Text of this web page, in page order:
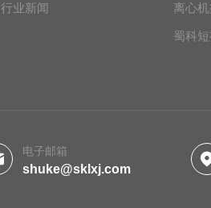
行业新闻 离心
蜀科
电子邮箱
shuke@sklxj.com